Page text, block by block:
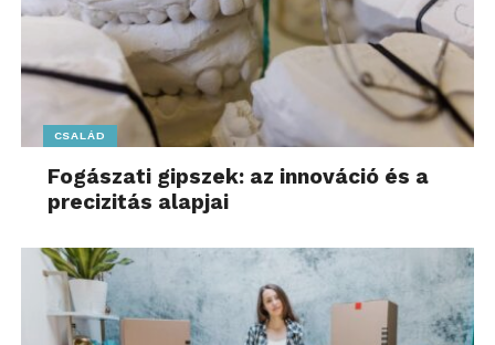
CSALÁD
Fogászati gipszek: az innováció és a
precizitás alapjai